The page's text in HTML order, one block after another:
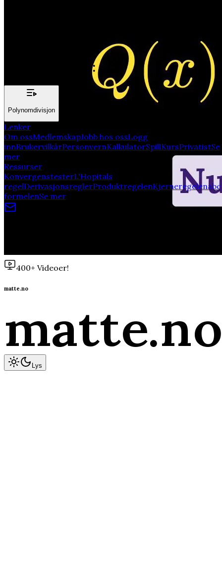
Relatert emner:
Polynomdivisjon
Lenker
Om ossMedlemskapJobb hos ossLogg
innBrukervilkårPersonvernKalkulatorSpillKursPrivatistSe
mer
Ressurser
KonvergenstesterL'Hopitals
regelDerivasjonsreglerProduktregelenKjerneregelenabc
formelenSe mer
400+ Videoer!
matte.no
matte.no
Lys